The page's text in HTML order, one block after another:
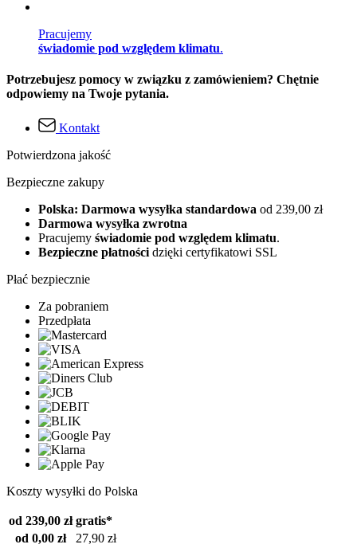
Pracujemy
świadomie pod względem klimatu.
Potrzebujesz pomocy w związku z zamówieniem? Chętnie
odpowiemy na Twoje pytania.
Kontakt
Potwierdzona jakość
Bezpieczne zakupy
Polska: Darmowa wysyłka standardowa od 239,00 zł
Darmowa wysyłka zwrotna
Pracujemy świadomie pod względem klimatu.
Bezpieczne płatności dzięki certyfikatowi SSL
Płać bezpiecznie
Za pobraniem
Przedpłata
Koszty wysyłki do Polska
od 239,00 zł gratis*
od 0,00 zł
27,90 zł